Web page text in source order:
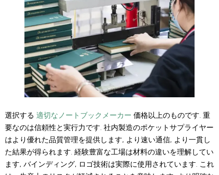
選択する 適切なノートブックメーカー 価格以上のものです. 重
要なのは信頼性と実行力です. 社内製造のポケットサプライヤー
はより優れた品質管理を提供します, より速い通信, より一貫し
た結果が得られます. 経験豊富な工場は材料の違いを理解してい
ます, バインディング, ロゴ技術は実際に使用されています. これ